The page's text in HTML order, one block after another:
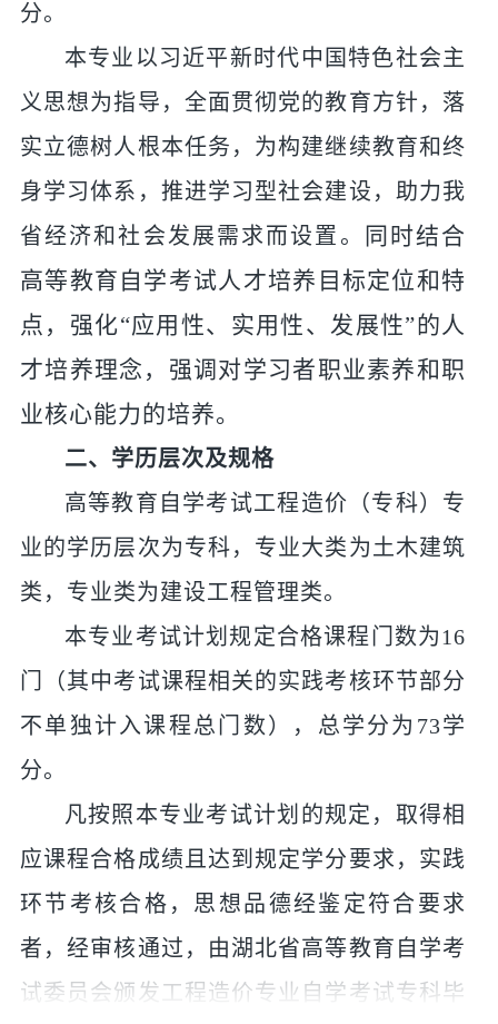
分。
本专业以习近平新时代中国特色社会主
义思想为指导，全面贯彻党的教育方针，落
实立德树人根本任务，为构建继续教育和终
身学习体系，推进学习型社会建设，助力我
省经济和社会发展需求而设置。
同时结合
高等教育自学考试人才培养目标定位和特
点，强化“应用性、实用性、发展性”的人
才培养理念，强调对学习者职业素养和职
业核心能力的培养。
二、学历层次及规格
高等教育自学考试工程造价（专科）专
业的学历层次为专科， 专业大类为土木建筑
类，专业类为建设工程管理类。
本专业考试计划规定合格课程门数为16
门（其中考试课程相关的实践考核环节部分
不单独计入课程总门数），总学分为 73学
分。
凡按照本专业考试计划的规定，取得相
应课程合格成绩且达到规定学分要求， 实践
环节考核合格，思想品德经鉴定符合要求
者，经审核通过，由湖北省高等教育自学考
试委员会颁发工程造价专业 自学考试专科毕